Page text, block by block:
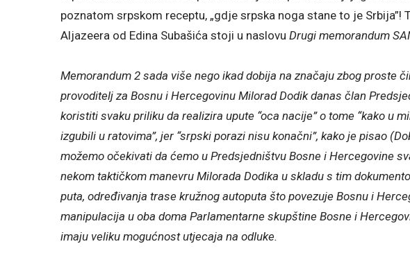
poznatom srpskom receptu, „gdje srpska noga stane to je Srbija”!
Aljazeera od Edina Subašića stoji u naslovu Drugi memorandum
Memorandum 2 sada više nego ikad dobija na značaju zbog proste
provoditelj za Bosnu i Hercegovinu Milorad Dodik danas član
koristiti svaku priliku da realizira upute “oca nacije” o tome “kako u
izgubili u ratovima”, jer “srpski porazi nisu konačni”, kako je pisao
možemo očekivati da ćemo u Predsjedništvu Bosne i Hercegovine
nekom taktičkom manevru Milorada Dodika u skladu s tim
puta, određivanja trase kružnog autoputa što povezuje Bosnu i
manipulacija u oba doma Parlamentarne skupštine Bosne i
imaju veliku mogućnost utjecaja na odluke.